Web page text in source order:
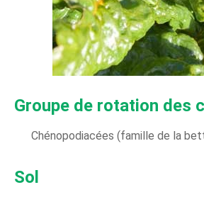
Groupe de rotation des
Chénopodiacées (famille de la
Sol